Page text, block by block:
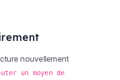
nouvellement
un moyen de